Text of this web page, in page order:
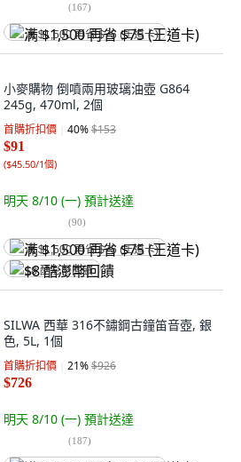
(167)
满 $1,500 再省 $75 (王道卡)
小麥購物 倒噴兩用玻璃油壺 G864
245g, 470ml, 2個
首購折扣價 40%$153
$91
($45.50/1個)
明天 8/10 (一) 預計送達
(90)
满 $1,500 再省 $75 (王道卡)
$8 酷澎幣回饋
SILWA 西華 316不鏽鋼古鐘笛音壺, 銀
色, 5L, 1個
首購折扣價 21%$926
$726
明天 8/10 (一) 預計送達
(187)